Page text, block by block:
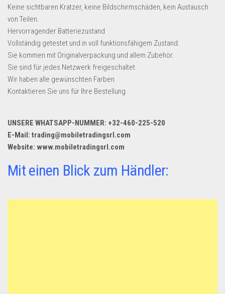
Wohnen & Einrichten
Restposten-Angebote
Restposten für Privatpersonen
eBay Restposten kaufen
Sonderposten-Angebote
Saison & Eventprodkte
B2B Produkte
Grosshandel
Aldi
Keine sichtbaren Kratzer, keine Bildschirmschäden, kein Austausch
von Teilen.
Hervorragender Batteriezustand
Vollständig getestet und in voll funktionsfähigem Zustand.
Sie kommen mit Originalverpackung und allem Zubehör.
Sie sind für jedes Netzwerk freigeschaltet.
Wir haben alle gewünschten Farben
Kontaktieren Sie uns für Ihre Bestellung.
UNSERE WHATSAPP-NUMMER: +32-460-225-520
E-Mail: trading@mobiletradingsrl.com
Website: www.mobiletradingsrl.com
Mit einen Blick zum Händler: